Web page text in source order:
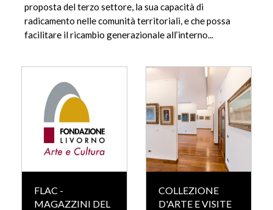
proposta del terzo settore, la sua capacità di
radicamento nelle comunità territoriali, e che possa
facilitare il ricambio generazionale all’interno...
FLAC -
MAGAZZINI DEL
COLLEZIONE
D'ARTE E VISITE